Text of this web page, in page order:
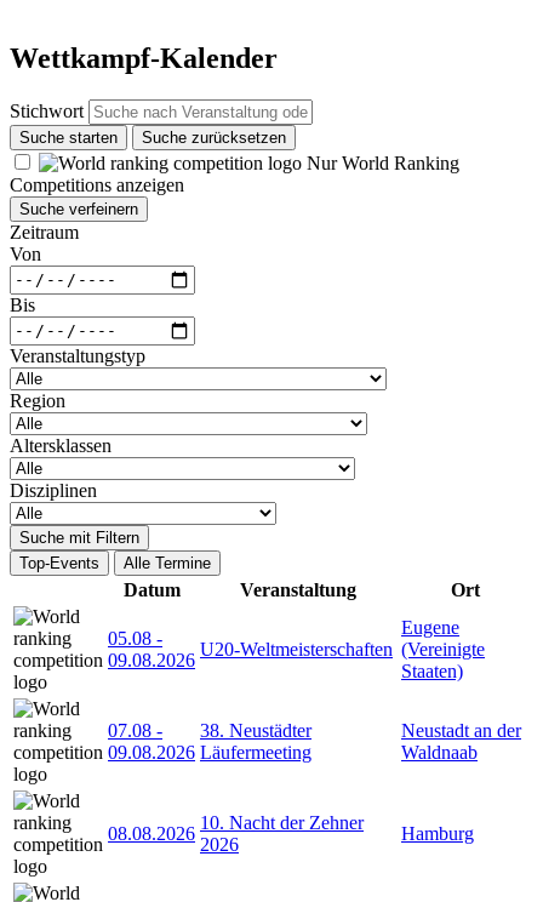
Wettkampf-Kalender
Stichwort
Suche starten Suche zurücksetzen
Nur World Ranking
Competitions anzeigen
Suche verfeinern
Zeitraum
Von
Bis
Veranstaltungstyp
Region
Altersklassen
Disziplinen
Suche mit Filtern
Top-Events
Alle Termine
Datum Veranstaltung Ort
05.08 -
09.08.2026
U20-Weltmeisterschaften
Eugene
(Vereinigte
Staaten)
07.08 -
09.08.2026
38. Neustädter
Läufermeeting
Neustadt an der
Waldnaab
08.08.2026
10. Nacht der Zehner
2026
Hamburg